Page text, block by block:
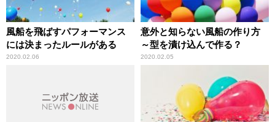
風船を飛ばすパフォーマンス
には決まったルールがある
2020.02.06
意外と知らない風船の作り方
～型を漬け込んで作る？
2020.02.05